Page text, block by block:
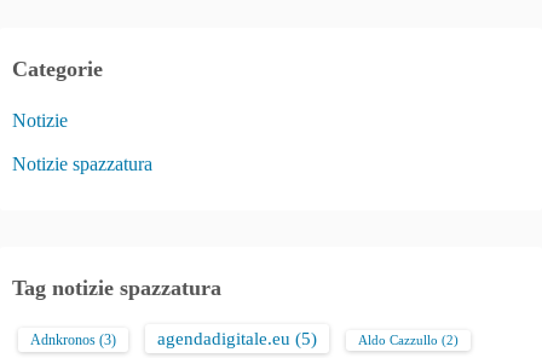
Categorie
Notizie
Notizie spazzatura
Tag notizie spazzatura
Adnkronos (3) agendadigitale.eu (5) Aldo Cazzullo (2)